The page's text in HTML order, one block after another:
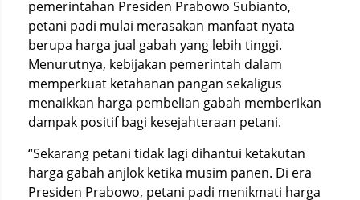
pemerintahan Presiden Prabowo Subianto,
petani padi mulai merasakan manfaat nyata
berupa harga jual gabah yang lebih tinggi.
Menurutnya, kebijakan pemerintah dalam
memperkuat ketahanan pangan sekaligus
menaikkan harga pembelian gabah memberikan
dampak positif bagi kesejahteraan petani.
“Sekarang petani tidak lagi dihantui ketakutan
harga gabah anjlok ketika musim panen. Di era
Presiden Prabowo, petani padi menikmati harga